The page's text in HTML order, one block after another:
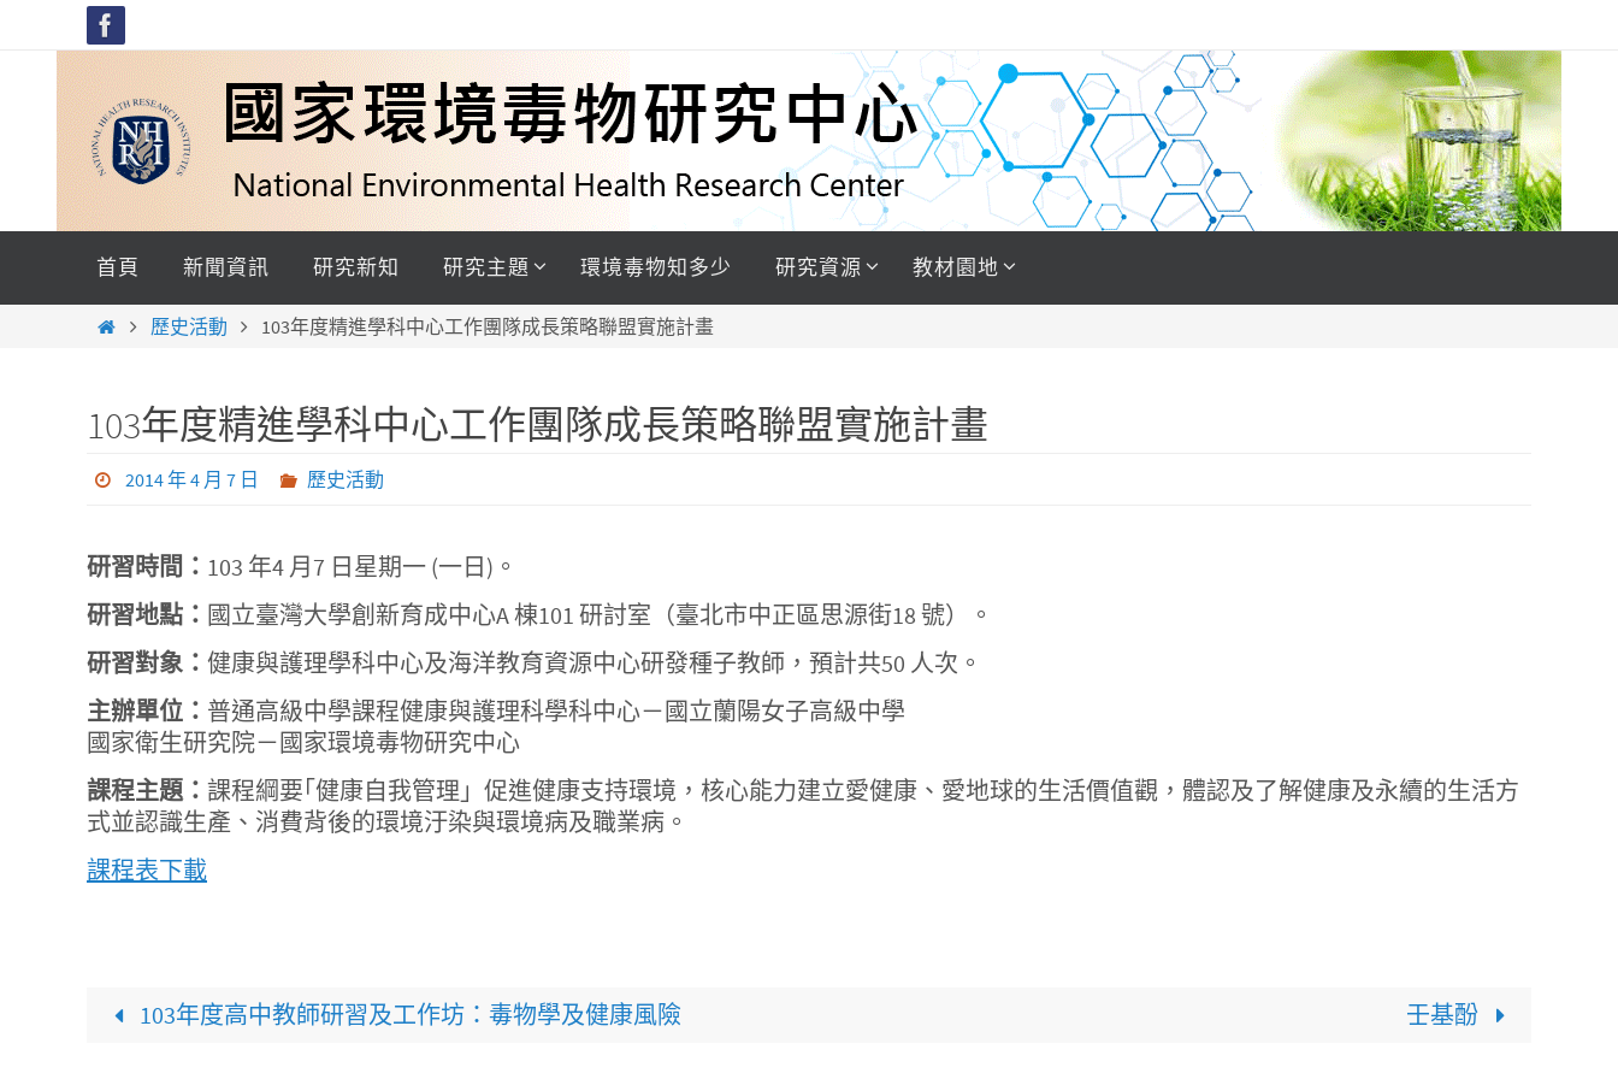
content
首頁 新聞資訊 研究新知 研究主題 環境毒物知多少 研究資源 教材園地
Home歷史活動 103年度精進學科中心工作團隊成長策略聯盟實施計畫
103年度精進學科中心工作團隊成長策略聯盟實施計畫
2014 年 4 月 7 日 歷史活動
研習時間： 103 年4 月7 日星期一 (一日)。
研習地點： 國立臺灣大學創新育成中心A 棟101 研討室（臺北市中正區思源街18 號）。
研習對象： 健康與護理學科中心及海洋教育資源中心研發種子教師，預計共50 人次。
主辦單位： 普通高級中學課程健康與護理科學科中心－國立蘭陽女子高級中學
國家衛生研究院－國家環境毒物研究中心
課程主題： 課程綱要｢健康自我管理」促進健康支持環境，核心能力建立愛健康、愛地球的生活價值觀，體認及了解健康及永續的生活方
式並認識生產、消費背後的環境汙染與環境病及職業病。
課程表下載
103年度高中教師研習及工作坊：毒物學及健康風險 壬基酚